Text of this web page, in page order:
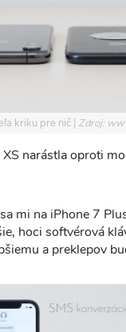
kriku pre nič Zdroj:
narástla oproti
mi na iPhone 7
hoci softvérová
a preklepov